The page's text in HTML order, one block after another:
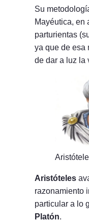
Su
Mayéutica, en
parturientas
ya que de esa
de dar a luz la
Aristóteles
razonamiento
particular a lo
Platón.